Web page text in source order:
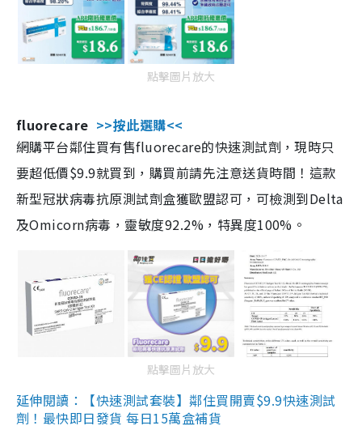
點擊圖片放大
fluorecare >>按此選購<<
網購平台鄰住買有售fluorecare的快速測試劑，現時只
要超低價$9.9就買到，購買前請先注意送貨時間！這款
新型冠狀病毒抗原測試劑盒獲歐盟認可，可檢測到Delta
及Omicorn病毒，靈敏度92.2%，特異度100%。
點擊圖片放大
延伸閱讀：【快速測試套裝】鄰住買開賣$9.9快速測試
劑！最快即日發貨 每日15萬盒補貨